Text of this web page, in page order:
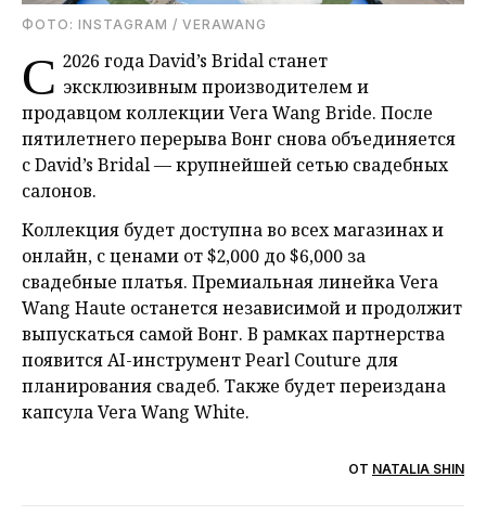
ФОТО: INSTAGRAM / VERAWANG
С 2026 года David’s Bridal станет
эксклюзивным производителем и
продавцом коллекции Vera Wang Bride. После
пятилетнего перерыва Вонг снова объединяется
с David’s Bridal — крупнейшей сетью свадебных
салонов.
Коллекция будет доступна во всех магазинах и
онлайн, с ценами от $2,000 до $6,000 за
свадебные платья. Премиальная линейка Vera
Wang Haute останется независимой и продолжит
выпускаться самой Вонг. В рамках партнерства
появится AI-инструмент Pearl Couture для
планирования свадеб. Также будет переиздана
капсула Vera Wang White.
ОТ NATALIA SHIN